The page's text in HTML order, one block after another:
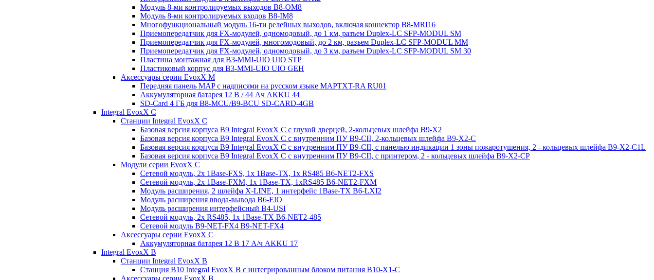
Модуль 8-ми контролируемых выходов B8-OM8
Модуль 8-ми контролируемых входов B8-IM8
Многофункциональный модуль 16-ти релейных выходов, включая коннектор B8-MRI16
Приемопередатчик для FX-модулей, одномодовый, до 1 км, разъем Duplex-LC SFP-MODUL SM
Приемопередатчик для FX-модулей, многомодовый, до 2 км, разъем Duplex-LC SFP-MODUL MM
Приемопередатчик для FX-модулей, одномодовый, до 3 км, разъем Duplex-LC SFP-MODUL SM 30
Пластина монтажная для B3-MMI-UIO UIO STP
Пластиковый корпус для B3-MMI-UIO UIO GEH
Аксессуары серии EvoxX M
Передняя панель MAP с надписями на русском языке MAPTXT-RA RU01
Аккумуляторная батарея 12 В / 44 Aч AKKU 44
SD-Card 4 ГБ для B8-MCU/B9-BCU SD-CARD-4GB
Integral EvoxX C
Станции Integral EvoxX C
Базовая версия корпуса B9 Integral EvoxX C с глухой дверцей, 2-кольцевых шлейфа B9-X2
Базовая версия корпуса B9 Integral EvoxX C с внутренним ПУ B9-CII, 2-кольцевых шлейфа B9-X2-C
Базовая версия корпуса B9 Integral EvoxX C с внутренним ПУ B9-CII, с панелью индикации 1 зоны пожаротушения, 2 - кольцевых шлейфа B9-X2-C1L
Базовая версия корпуса B9 Integral EvoxX C с внутренним ПУ B9-CII, с принтером, 2 - кольцевых шлейфа B9-X2-CP
Модули серии EvoxX C
Сетевой модуль, 2x 1Base-FXS, 1x 1Base-TX, 1x RS485 B6-NET2-FXS
Сетевой модуль, 2x 1Base-FXM, 1x 1Base-TX, 1xRS485 B6-NET2-FXM
Модуль расширения, 2 шлейфа X-LINE, 1 интерфейс 1Base-TX B6-LXI2
Модуль расширения ввода-вывода B6-EIO
Модуль расширения интерфейсный B4-USI
Сетевой модуль, 2x RS485, 1x 1Base-TX B6-NET2-485
Сетевой модуль B9-NET-FX4 B9-NET-FX4
Аксессуары серии EvoxX C
Аккумуляторная батарея 12 В 17 A/ч AKKU 17
Integral EvoxX B
Станции Integral EvoxX B
Станция B10 Integral EvoxX B с интегрированным блоком питания B10-X1-C
Аксессуары серии EvoxX B